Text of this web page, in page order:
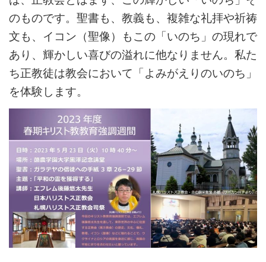
のものです。聖書も、教義も、複雑な礼拝や祈祷
文も、イコン（聖像）もこの「いのち」の現れで
あり、輝かしい喜びの溢れに他なりません。私た
ち正教徒は教会において「よみがえりのいのち」
を体験し ます。